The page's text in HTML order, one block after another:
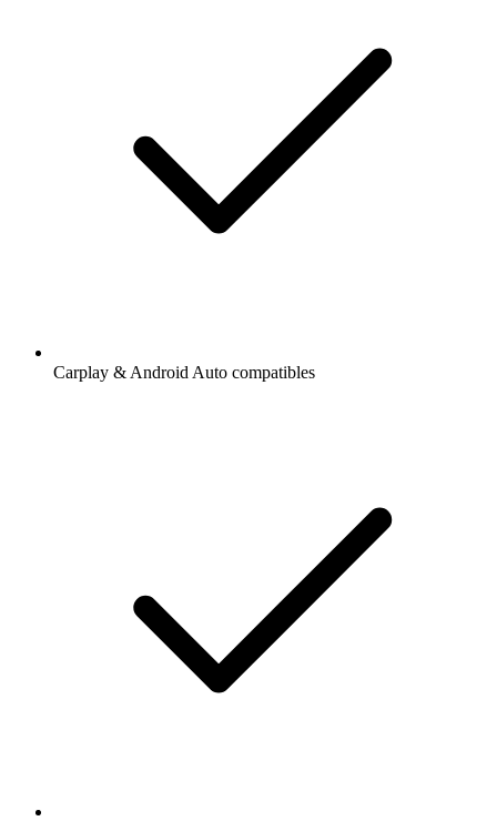
Carplay & Android Auto compatibles